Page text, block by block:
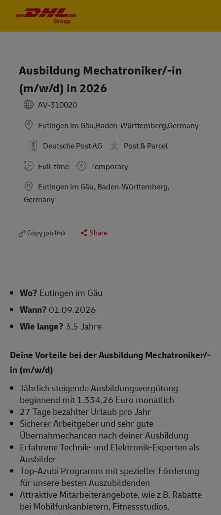
Ausbildung Mechatroniker/-in
(m/w/d) in 2026
AV-310020
Eutingen im Gäu,Baden-Württemberg,Germany
Deutsche Post AG
Post & Parcel
Full-time
Temporary
Location
Eutingen im Gäu, Baden-Württemberg,
Germany
Copy job link Share
Wo? Eutingen im Gäu
Wann? 01.09.2026
Wie lange? 3,5 Jahre
Deine Vorteile bei der Ausbildung Mechatroniker/-
in (m/w/d)
Jährlich steigende Ausbildungsvergütung
beginnend mit 1.334,26 Euro monatlich
27 Tage bezahlter Urlaub pro Jahr
Sicherer Arbeitgeber und sehr gute
Übernahmechancen nach deiner Ausbildung
Erfahrene Technik- und Elektronik-Experten als
Ausbilder
Top-Azubi Programm mit spezieller Förderung
für unsere besten Auszubildenden
Attraktive Mitarbeiterangebote, wie z.B. Rabatte
bei Mobilfunkanbietern, Fitnessstudios,